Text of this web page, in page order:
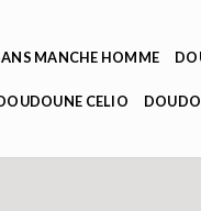
MANCHE HOMME
CELIO